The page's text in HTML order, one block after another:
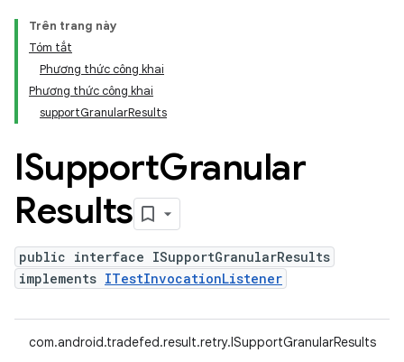
Trên trang này
Tóm tắt
Phương thức công khai
Phương thức công khai
supportGranularResults
ISupportGranular
Results
public interface ISupportGranularResults
implements ITestInvocationListener
com.android.tradefed.result.retry.ISupportGranularResults